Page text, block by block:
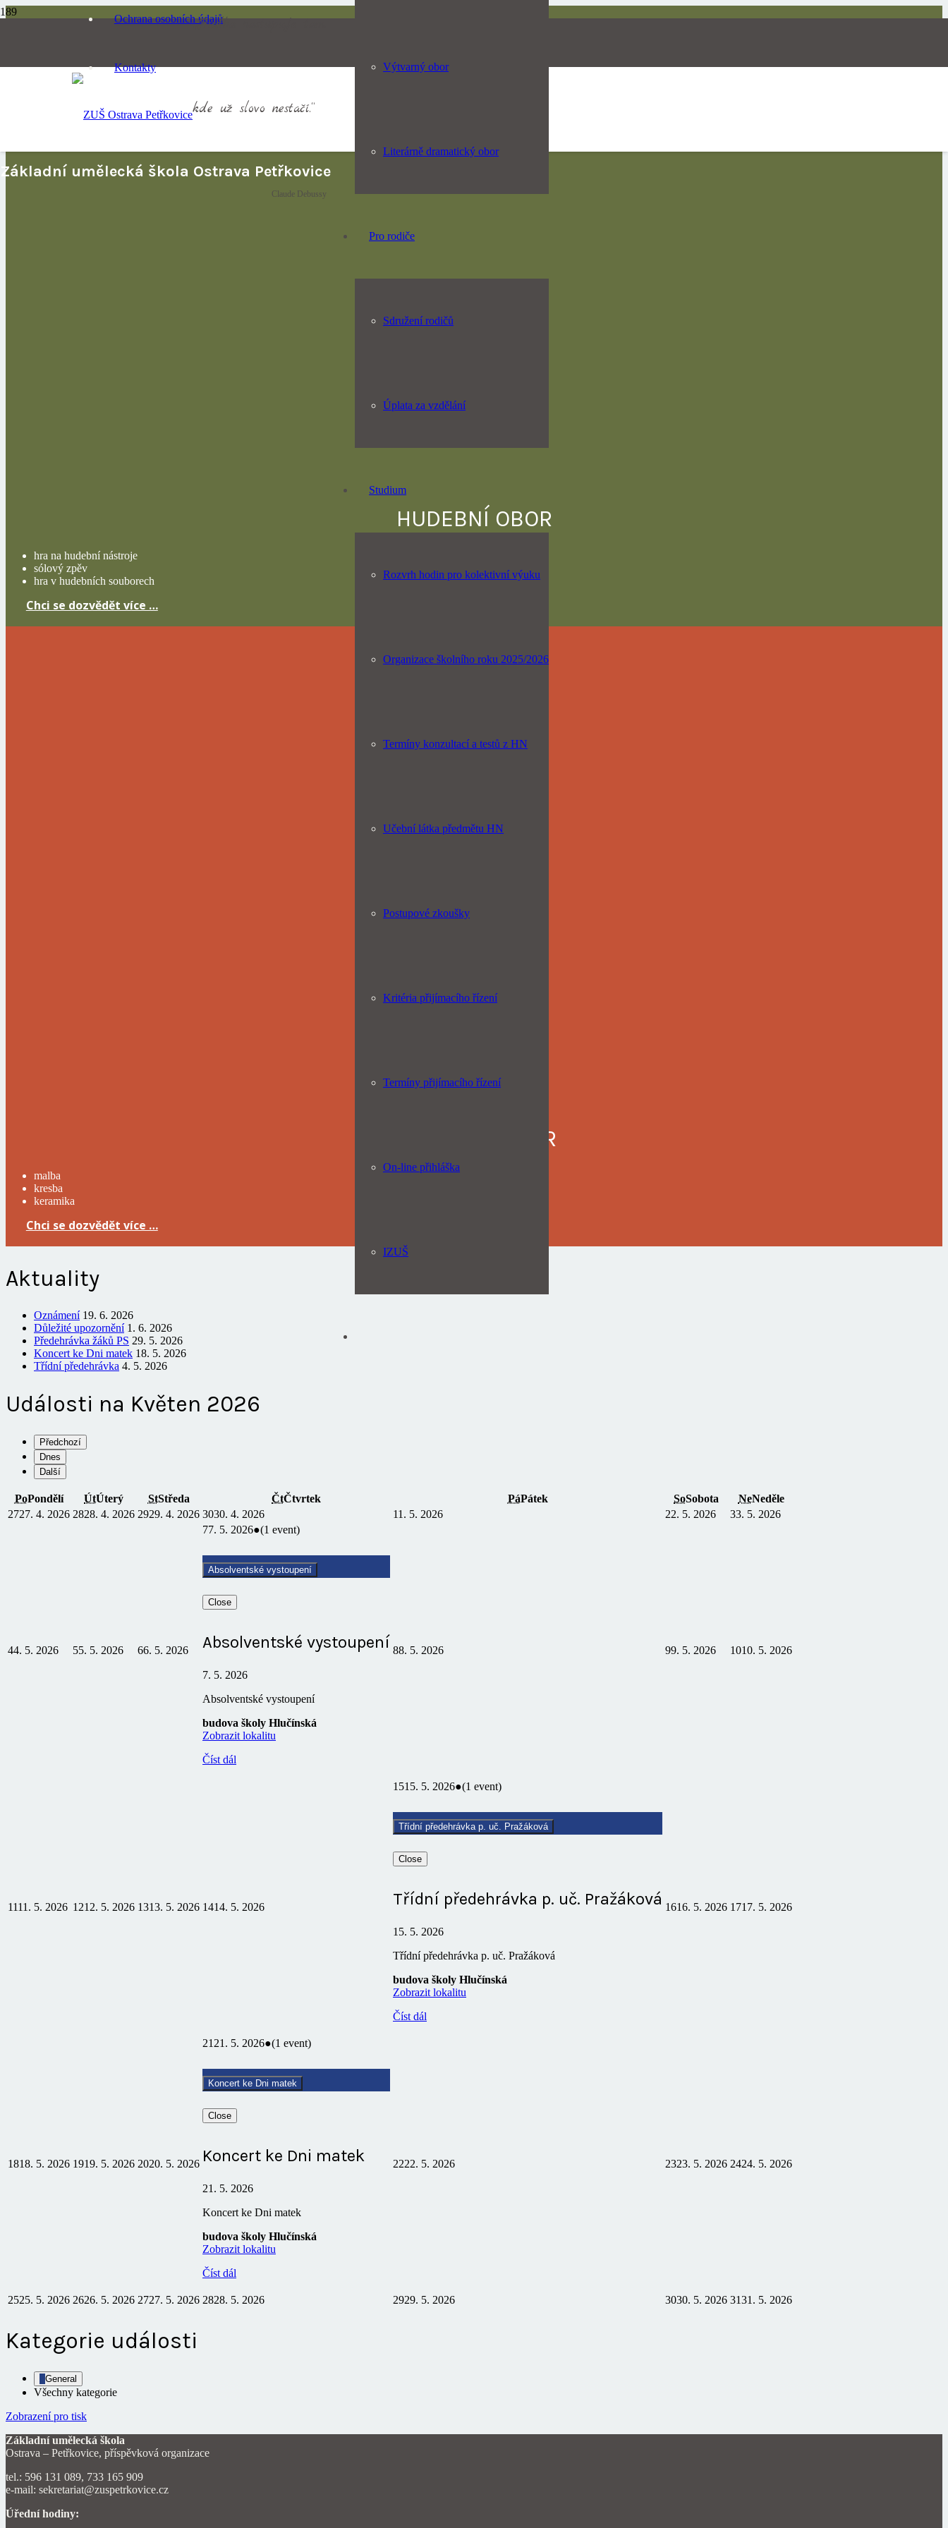
Ochrana osobních údajů
Kontakty
„Hudba nastupuje tam,
kde už slovo nestačí.“
Claude Debussy
Výtvarný obor
Literárně dramatický obor
Pro rodiče
Sdružení rodičů
Úplata za vzdělání
Studium
Rozvrh hodin pro kolektivní výuku
Organizace školního roku 2025/2026
Termíny konzultací a testů z HN
Učební látka předmětu HN
Postupové zkoušky
Kritéria přijímacího řízení
Termíny přijímacího řízení
On-line přihláška
IZUŠ
Základní umělecká škola Ostrava Petřkovice
HUDEBNÍ OBOR
hra na hudební nástroje
sólový zpěv
hra v hudebních souborech
Chci se dozvědět více …
VÝTVARNÝ OBOR
malba
kresba
keramika
Chci se dozvědět více …
Aktuality
Oznámení 19. 6. 2026
Důležité upozornění 1. 6. 2026
Předehrávka žáků PS 29. 5. 2026
Koncert ke Dni matek 18. 5. 2026
Třídní předehrávka 4. 5. 2026
Události na Květen 2026
Předchozí
Dnes
Další
PoPondělí ÚtÚterý StStředa ČtČtvrtek PáPátek SoSobota NeNeděle
2727. 4. 2026 2828. 4. 2026 2929. 4. 2026 3030. 4. 2026 11. 5. 2026 22. 5. 2026 33. 5. 2026
44. 5. 2026 55. 5. 2026 66. 5. 2026
77. 5. 2026●(1 event)
Absolventské vystoupení
Close
Absolventské vystoupení
7. 5. 2026
Absolventské vystoupení
budova školy Hlučínská
Zobrazit lokalitu
Číst dál
88. 5. 2026 99. 5. 2026 1010. 5. 2026
1111. 5. 2026 1212. 5. 2026 1313. 5. 2026 1414. 5. 2026
1515. 5. 2026●(1 event)
Třídní předehrávka p. uč. Pražáková
Close
Třídní předehrávka p. uč. Pražáková
15. 5. 2026
Třídní předehrávka p. uč. Pražáková
budova školy Hlučínská
Zobrazit lokalitu
Číst dál
1616. 5. 2026 1717. 5. 2026
1818. 5. 2026 1919. 5. 2026 2020. 5. 2026
21 21. 5. 2026●(1 event)
Koncert ke Dni matek
Close
Koncert ke Dni matek
21. 5. 2026
Koncert ke Dni matek
budova školy Hlučínská
Zobrazit lokalitu
Číst dál
2222. 5. 2026 2323. 5. 2026 2424. 5. 2026
2525. 5. 2026 2626. 5. 2026 2727. 5. 2026 2828. 5. 2026 2929. 5. 2026 3030. 5. 2026 3131. 5. 2026
Kategorie události
General
Všechny kategorie
Zobrazenípro tisk
Základní umělecká škola
Ostrava – Petřkovice, příspěvková organizace
tel.: 596 131 089, 733 165 909
e-mail: sekretariat@zuspetrkovice.cz
Úřední hodiny: